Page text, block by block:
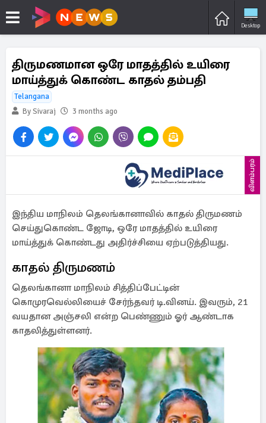
Desktop
திருமணமான ஒரே மாதத்தில் உயிரை
மாய்த்துக் கொண்ட காதல் தம்பதி
Telangana
By Sivaraj
3 months ago
விளம்பரம்
இந்திய மாநிலம் தெலங்கானாவில் காதல் திருமணம்
செய்துகொண்ட ஜோடி, ஒரே மாதத்தில் உயிரை
மாய்த்துக் கொண்டது அதிர்ச்சியை ஏற்படுத்தியது.
காதல் திருமணம்
தெலங்கானா மாநிலம் சித்திப்பேட்டின்
கொமுரவெல்லியைச் சேர்ந்தவர் டி.வினய். இவரும், 21
வயதான அஞ்சலி என்ற பெண்ணும் ஓர் ஆண்டாக
காதலித்துள்ளனர்.